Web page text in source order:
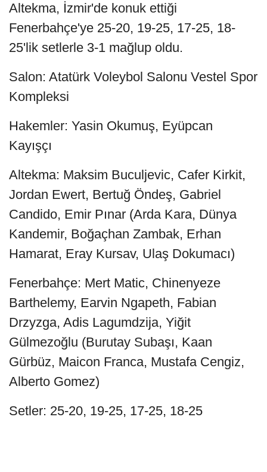
Altekma, İzmir'de konuk ettiği
Fenerbahçe'ye 25-20, 19-25, 17-25, 18-
25'lik setlerle 3-1 mağlup oldu.
Salon: Atatürk Voleybol Salonu Vestel Spor
Kompleksi
Hakemler: Yasin Okumuş, Eyüpcan
Kayışçı
Altekma: Maksim Buculjevic, Cafer Kirkit,
Jordan Ewert, Bertuğ Öndeş, Gabriel
Candido, Emir Pınar (Arda Kara, Dünya
Kandemir, Boğaçhan Zambak, Erhan
Hamarat, Eray Kursav, Ulaş Dokumacı)
Fenerbahçe: Mert Matic, Chinenyeze
Barthelemy, Earvin Ngapeth, Fabian
Drzyzga, Adis Lagumdzija, Yiğit
Gülmezoğlu (Burutay Subaşı, Kaan
Gürbüz, Maicon Franca, Mustafa Cengiz,
Alberto Gomez)
Setler: 25-20, 19-25, 17-25, 18-25